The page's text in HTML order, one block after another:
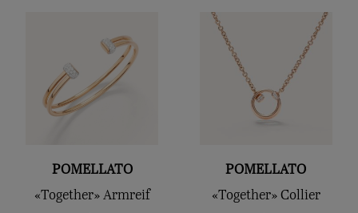
POMELLATO
«Together» Armreif
POMELLATO
«Together» Collier